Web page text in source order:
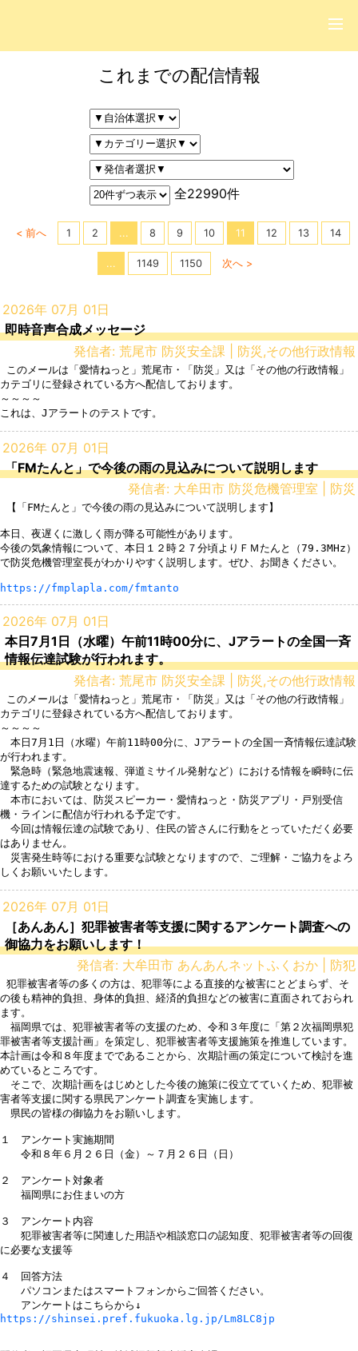
これまでの配信情報
全22990件
< 前へ 1 2 ... 8 9 10 11 12 13 14
... 1149 1150 次へ >
2026年 07月 01日
即時音声合成メッセージ
発信者: 荒尾市 防災安全課 | 防災,その他行政情報
カテゴリに登録されている方へ配信しております。
～～～～
2026年 07月 01日
「FMたんと」で今後の雨の見込みについて説明します
発信者: 大牟田市 防災危機管理室 | 防災
本日、夜遅くに激しく雨が降る可能性があります。
今後の気象情報について、本日１２時２７分頃よりＦＭたんと（79.3MHz）
で防災危機管理室長がわかりやすく説明します。ぜひ、お聞きください。
https://fmplapla.com/fmtanto
2026年 07月 01日
本日7月1日（水曜）午前11時00分に、Jアラートの全国一斉
情報伝達試験が行われます。
発信者: 荒尾市 防災安全課 | 防災,その他行政情報
カテゴリに登録されている方へ配信しております。
～～～～
本日7月1日（水曜）午前11時00分に、Jアラートの全国一斉情報伝達試験
が行われます。
緊急時（緊急地震速報、弾道ミサイル発射など）における情報を瞬時に伝
達するための試験となります。
本市においては、防災スピーカー・愛情ねっと・防災アプリ・戸別受信
機・ラインに配信が行われる予定です。
今回は情報伝達の試験であり、住民の皆さんに行動をとっていただく必要
はありません。
災害発生時等における重要な試験となりますので、ご理解・ご協力をよろ
2026年 07月 01日
［あんあん］犯罪被害者等支援に関するアンケート調査への
御協力をお願いします！
発信者: 大牟田市 あんあんネットふくおか | 防犯
の後も精神的負担、身体的負担、経済的負担などの被害に直面されておられ
ます。
福岡県では、犯罪被害者等の支援のため、令和３年度に「第２次福岡県犯
罪被害者等支援計画」を策定し、犯罪被害者等支援施策を推進しています。
本計画は令和８年度までであることから、次期計画の策定について検討を進
めているところです。
そこで、次期計画をはじめとした今後の施策に役立てていくため、犯罪被
害者等支援に関する県民アンケート調査を実施します。
県民の皆様の御協力をお願いします。
１　アンケート実施期間
令和８年６月２６日（金）～７月２６日（日）
２　アンケート対象者
福岡県にお住まいの方
３　アンケート内容
犯罪被害者等に関連した用語や相談窓口の認知度、犯罪被害者等の回復
に必要な支援等
４　回答方法
パソコンまたはスマートフォンからご回答ください。
https://shinsei.pref.fukuoka.lg.jp/Lm8LC8jp